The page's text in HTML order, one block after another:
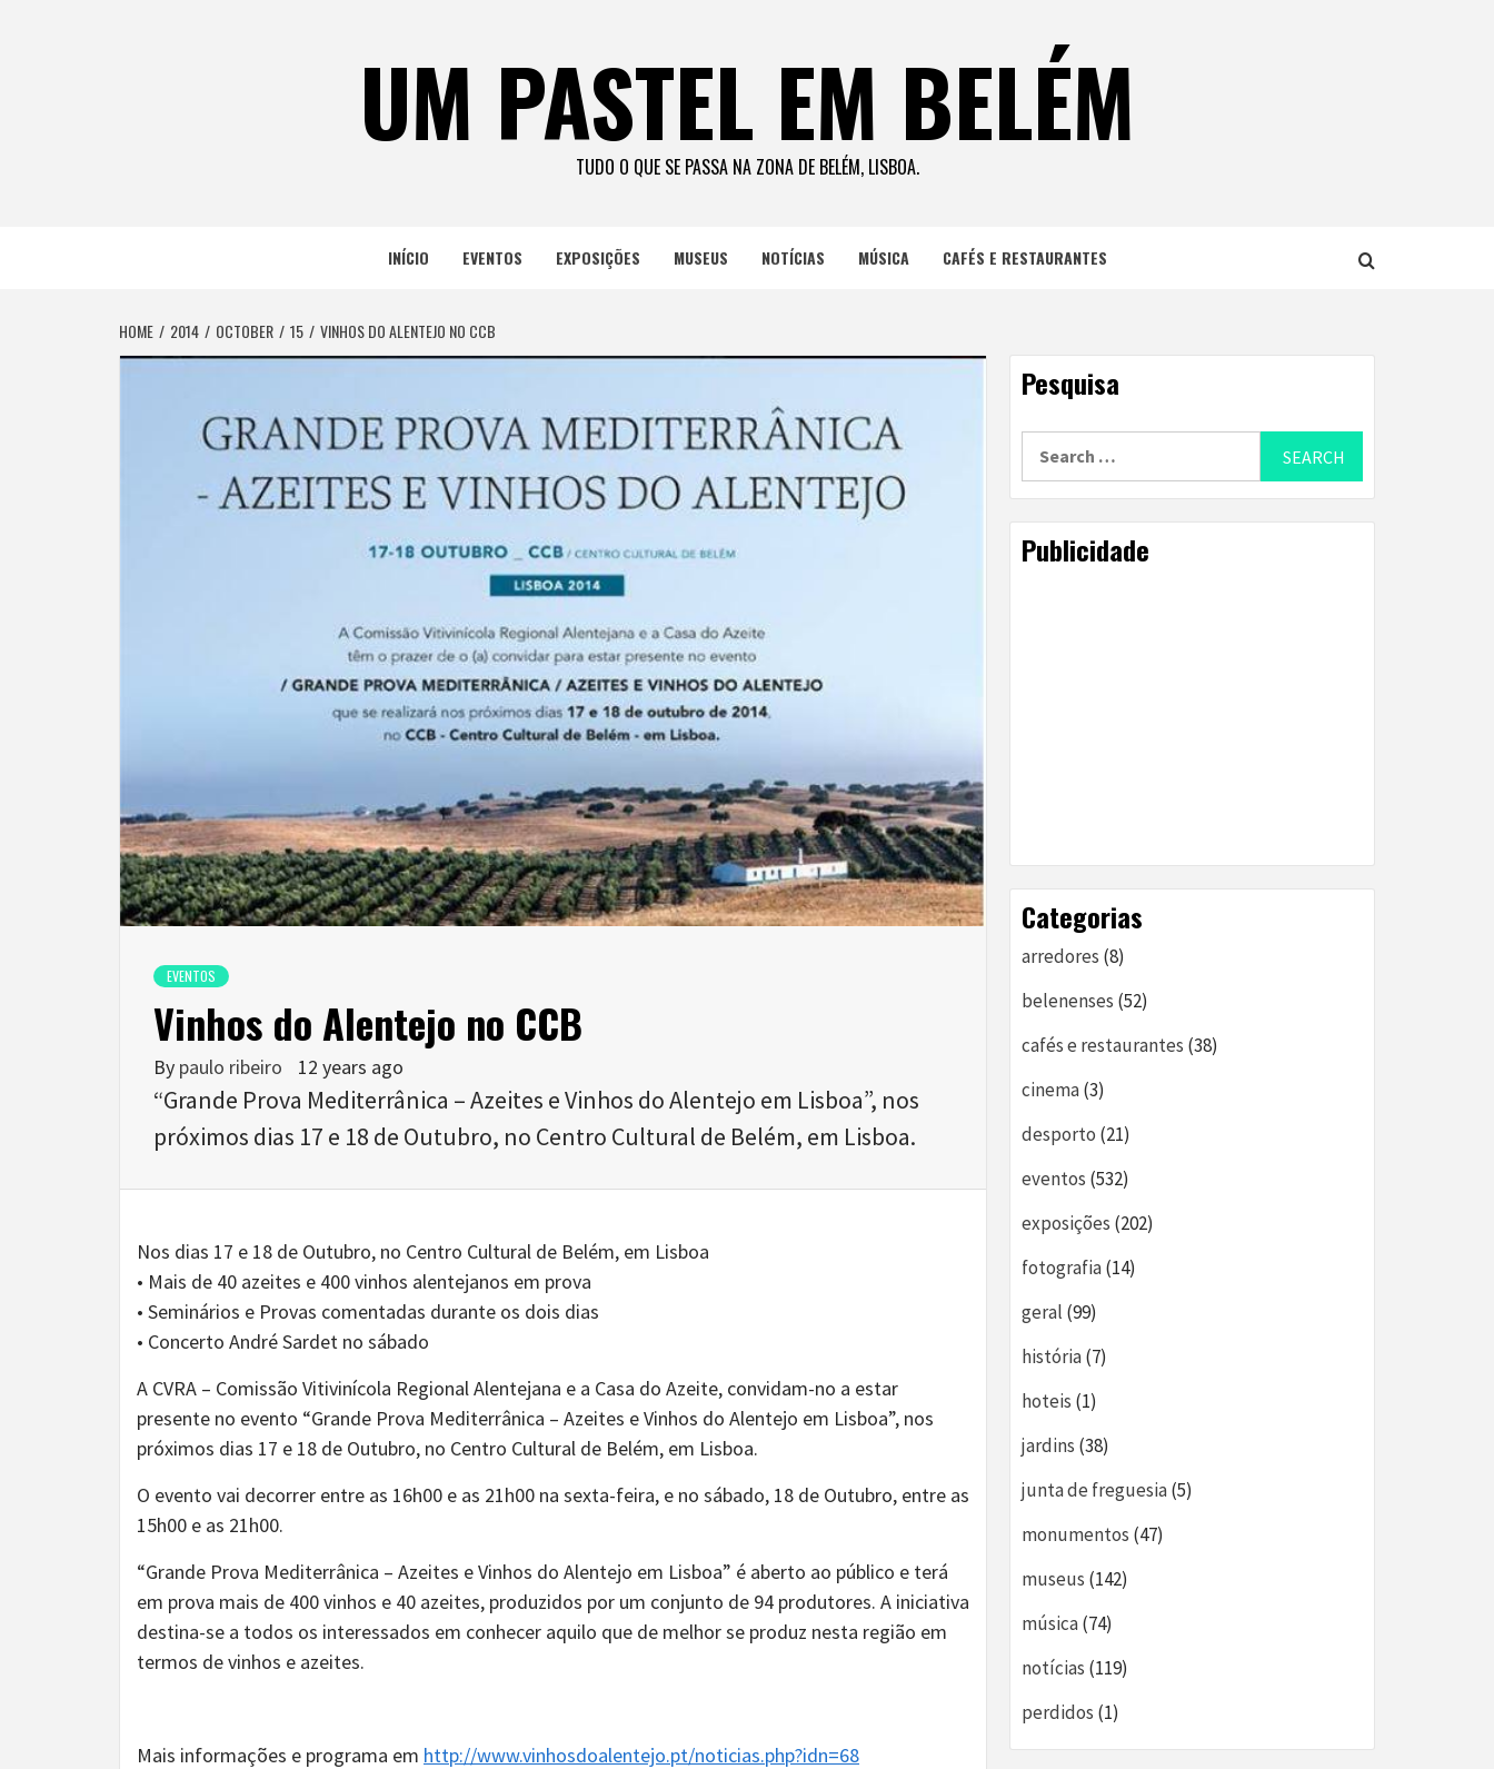
UM PASTEL EM BELÉM
TUDO O QUE SE PASSA NA ZONA DE BELÉM, LISBOA.
INÍCIO EVENTOS EXPOSIÇÕES MUSEUS NOTÍCIAS MÚSICA CAFÉS E RESTAURANTES
HOME 2014 OCTOBER 15 VINHOS DO ALENTEJO NO CCB
EVENTOS
Vinhos do Alentejo no CCB
By paulo ribeiro 12 years ago
“Grande Prova Mediterrânica – Azeites e Vinhos do Alentejo em Lisboa”, nos
próximos dias 17 e 18 de Outubro, no Centro Cultural de Belém, em Lisboa.
Nos dias 17 e 18 de Outubro, no Centro Cultural de Belém, em Lisboa
• Mais de 40 azeites e 400 vinhos alentejanos em prova
• Seminários e Provas comentadas durante os dois dias
• Concerto André Sardet no sábado
A CVRA – Comissão Vitivinícola Regional Alentejana e a Casa do Azeite, convidam-no a estar
presente no evento “Grande Prova Mediterrânica – Azeites e Vinhos do Alentejo em Lisboa”, nos
próximos dias 17 e 18 de Outubro, no Centro Cultural de Belém, em Lisboa.
O evento vai decorrer entre as 16h00 e as 21h00 na sexta-feira, e no sábado, 18 de Outubro, entre as
15h00 e as 21h00.
“Grande Prova Mediterrânica – Azeites e Vinhos do Alentejo em Lisboa” é aberto ao público e terá
em prova mais de 400 vinhos e 40 azeites, produzidos por um conjunto de 94 produtores. A iniciativa
destina-se a todos os interessados em conhecer aquilo que de melhor se produz nesta região em
termos de vinhos e azeites.
Mais informações e programa em http://www.vinhosdoalentejo.pt/noticias.php?idn=68
Pesquisa
Publicidade
Categorias
arredores (8)
belenenses (52)
cafés e restaurantes (38)
cinema(3)
desporto (21)
eventos (532)
exposições (202)
fotografia(14)
geral (99)
história(7)
hoteis (1)
jardins (38)
junta de freguesia(5)
monumentos (47)
museus (142)
música(74)
notícias (119)
perdidos (1)